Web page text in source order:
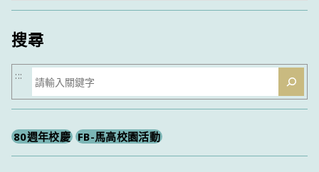
類
搜尋
搜
尋
:::
80週年校慶 FB-馬高校園活動